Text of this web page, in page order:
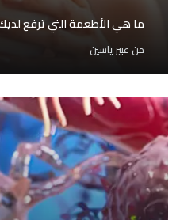
ما هي الأطعمة التي ترفع
من عبير ياسين